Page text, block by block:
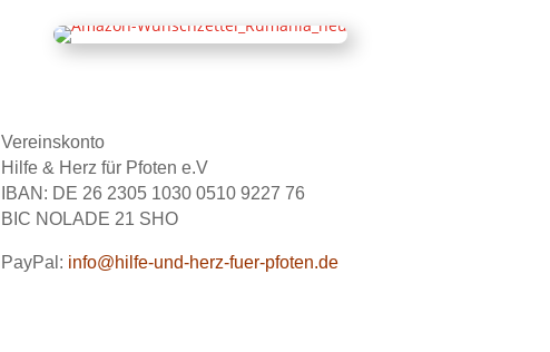
Vereinskonto
Hilfe & Herz für Pfoten e.V
IBAN: DE 26 2305 1030 0510 9227 76
BIC NOLADE 21 SHO
PayPal: info@hilfe-und-herz-fuer-pfoten.de